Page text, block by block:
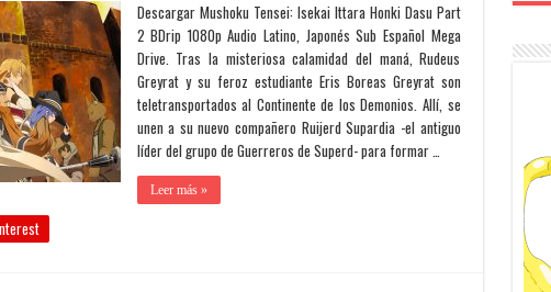
Descargar Mushoku Tensei: Isekai Ittara Honki Dasu Part
2 BDrip 1080p Audio Latino, Japonés Sub Español Mega
Drive. Tras la misteriosa calamidad del maná, Rudeus
Greyrat y su feroz estudiante Eris Boreas Greyrat son
teletransportados al Continente de los Demonios. Allí, se
unen a su nuevo compañero Ruijerd Supardia -el antiguo
líder del grupo de Guerreros de Superd- para formar …
Leer más »